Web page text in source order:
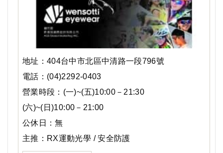
地址：404台中市北區中清路一段796號
電話：(04)2292-0403
營業時段：(一)~(五)10:00－21:30
(六)~(日)10:00－21:00
公休日：無
主推：RX運動光學 / 安全防護